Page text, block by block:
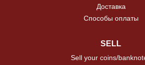
Доставка
Способы оплаты
SELL
Sell your coins/